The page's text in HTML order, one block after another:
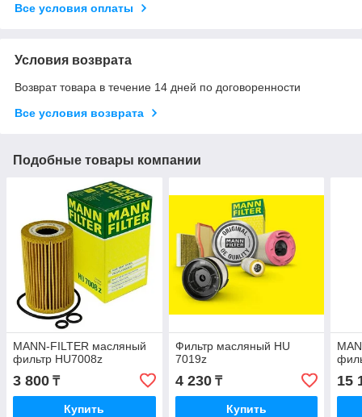
Все условия оплаты
Условия возврата
Возврат товара в течение 14 дней по договоренности
Все условия возврата
Подобные товары компании
MANN-FILTER масляный
фильтр HU7008z
3 800 ₸
Купить
Фильтр масляный HU
7019z
4 230₸
Купить
15